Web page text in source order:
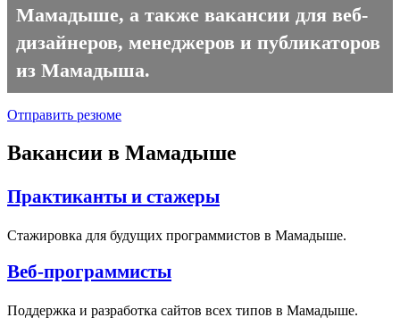
Мамадыше, а также вакансии для веб-
дизайнеров, менеджеров и публикаторов
из Мамадыша.
Отправить резюме
Вакансии в Мамадыше
Практиканты и стажеры
Стажировка для будущих программистов в Мамадыше.
Веб-программисты
Поддержка и разработка сайтов всех типов в Мамадыше.